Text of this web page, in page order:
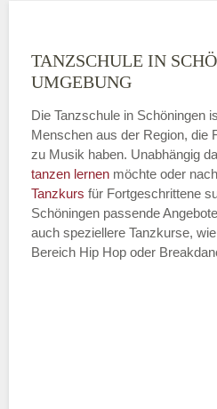
TANZSCHULE IN
UMGEBUNG
Die Tanzschule in Schöningen
Menschen aus der Region, die
zu Musik haben. Unabhängig
tanzen lernen möchte oder
Tanzkurs für Fortgeschrittene
Schöningen passende
auch speziellere Tanzkurse,
Bereich Hip Hop oder